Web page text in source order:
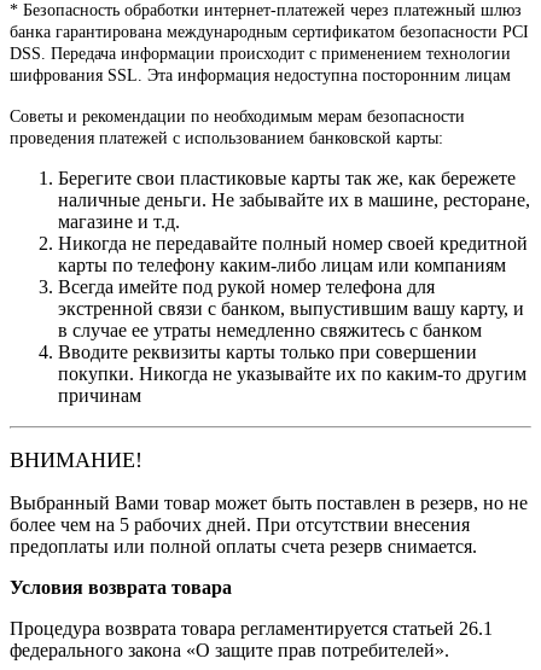
* Безопасность обработки интернет-платежей через платежный шлюз
банка гарантирована международным сертификатом безопасности PCI
DSS. Передача информации происходит с применением технологии
шифрования SSL. Эта информация недоступна посторонним лицам
Советы и рекомендации по необходимым мерам безопасности
проведения платежей с использованием банковской карты:
Берегите свои пластиковые карты так же, как бережете
наличные деньги. Не забывайте их в машине, ресторане,
магазине и т.д.
Никогда не передавайте полный номер своей кредитной
карты по телефону каким-либо лицам или компаниям
Всегда имейте под рукой номер телефона для
экстренной связи с банком, выпустившим вашу карту, и
в случае ее утраты немедленно свяжитесь с банком
Вводите реквизиты карты только при совершении
покупки. Никогда не указывайте их по каким-то другим
причинам
ВНИМАНИЕ!
Выбранный Вами товар может быть поставлен в резерв, но не
более чем на 5 рабочих дней. При отсутствии внесения
предоплаты или полной оплаты счета резерв снимается.
Условия возврата товара
Процедура возврата товара регламентируется статьей 26.1
федерального закона «О защите прав потребителей».